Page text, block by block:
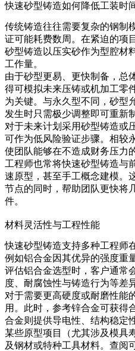
快速砂型铸造如何降低工装时
传统铸造往往需要复杂的钢制
证可能耗费数周。在紧迫的项
砂型铸造以压实砂作为型腔材
工作量。
由于砂型更易、更快制备，总
得可模拟未来压铸或机加工零
为关键。与永久型不同，砂型
发生时只需极少调整即可重新
对于未来计划采用砂型铸造或
可作为低风险验证步骤。相较
使团队能够在不造成财务压力
工程师也常将快速砂型铸造与
速原型 ，甚至手工概念建模。
节点的同时，帮助团队更快将
件。
材料灵活性与工程性能
快速砂型铸造支持多种工程师
例如铝合金因其优异的强度重
评估铝合金选型时，客户通常
度、耐腐蚀性与铸造行为等差异
对于需要更高硬度或耐磨性能
用。此时，参考锌合金可获得
合金则提供导电性、结构稳定
某些原型项目（尤其涉及模具
及钢材或特种工具材料。查阅